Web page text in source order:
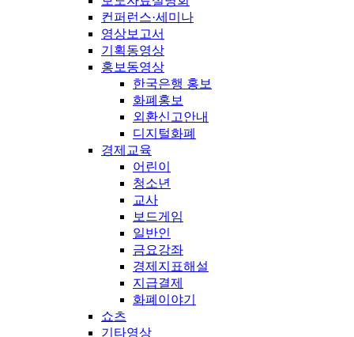
컨퍼런스·세미나
영상보고서
기획동영상
홍보동영상
한국은행 홍보
화폐홍보
외환신고안내
디지털화폐
경제교육
어린이
청소년
교사
보드게임
일반인
금요강좌
경제지표해설
지급결제
화폐이야기
쇼츠
기타영상